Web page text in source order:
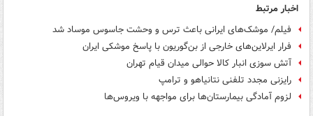
اخبار مرتبط
فیلم/ موشک‌های ایرانی باعث ترس و وحشت جاسوس موساد شد
فرار ایرلاین‌های خارجی از بن‌گوریون با پاسخ موشکی ایران
آتش سوزی انبار کالا حوالی میدان قیام تهران
رایزنی مجدد تلفنی نتانیاهو و ترامپ
لزوم آمادگی بیمارستان‌ها برای مواجهه با ویروس‌ها